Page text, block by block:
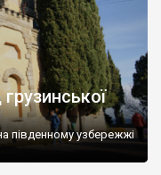
південному узбережжі